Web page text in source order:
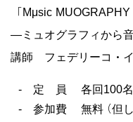
「Mμsic
―ミュオグラフィから音
講師 フェデリーコ・イ
定 員
各回100名
参加費
無料（但